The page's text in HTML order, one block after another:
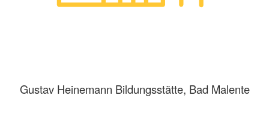
Gustav Heinemann Bildungsstätte, Bad Malente